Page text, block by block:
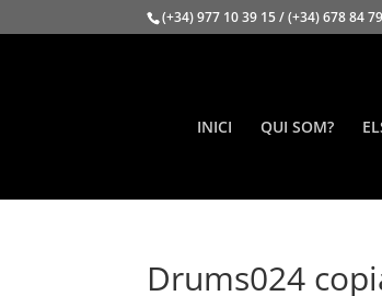
(+34) 977 10 39 15 / (+34) 678 84
INICI QUI SOM?
Drums024